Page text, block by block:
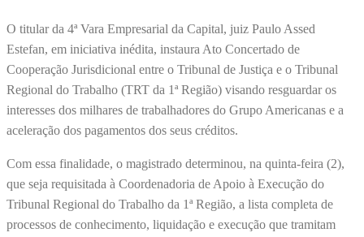
O titular da 4ª Vara Empresarial da Capital, juiz Paulo Assed
Estefan, em iniciativa inédita, instaura Ato Concertado de
Cooperação Jurisdicional entre o Tribunal de Justiça e o Tribunal
Regional do Trabalho (TRT da 1ª Região) visando resguardar os
interesses dos milhares de trabalhadores do Grupo Americanas e a
aceleração dos pagamentos dos seus créditos.
Com essa finalidade, o magistrado determinou, na quinta-feira (2),
que seja requisitada à Coordenadoria de Apoio à Execução do
Tribunal Regional do Trabalho da 1ª Região, a lista completa de
processos de conhecimento, liquidação e execução que tramitam